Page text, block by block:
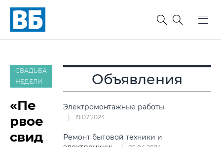
СВАДЬБА
НЕДЕЛИ
«Пе
рвое
свид
Объявления
Электромонтажные работы.
19.07.2024
Ремонт бытовой техники и